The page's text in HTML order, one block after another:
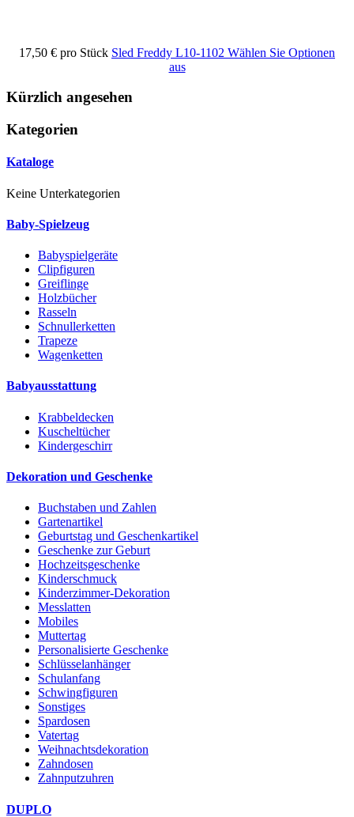
17,50 € pro Stück Sled Freddy L10-1102 Wählen Sie Optionen
aus
Kürzlich angesehen
Kategorien
Kataloge
Keine Unterkategorien
Baby-Spielzeug
Babyspielgeräte
Clipfiguren
Greiflinge
Holzbücher
Rasseln
Schnullerketten
Trapeze
Wagenketten
Babyausstattung
Krabbeldecken
Kuscheltücher
Kindergeschirr
Dekoration und Geschenke
Buchstaben und Zahlen
Gartenartikel
Geburtstag und Geschenkartikel
Geschenke zur Geburt
Hochzeitsgeschenke
Kinderschmuck
Kinderzimmer-Dekoration
Messlatten
Mobiles
Muttertag
Personalisierte Geschenke
Schlüsselanhänger
Schulanfang
Schwingfiguren
Sonstiges
Spardosen
Vatertag
Weihnachtsdekoration
Zahndosen
Zahnputzuhren
DUPLO